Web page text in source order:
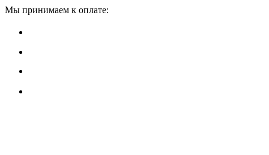
Мы принимаем к оплате: